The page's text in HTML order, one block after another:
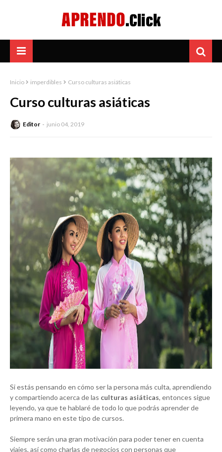
Inicio imperdibles Curso culturas asiáticas
Curso culturas asiáticas
Editor junio 04, 2019
Si estás pensando en cómo ser la persona más culta, aprendiendo
y compartiendo acerca de las culturas asiáticas, entonces sigue
leyendo, ya que te hablaré de todo lo que podrás aprender de
primera mano en este tipo de cursos.
Siempre serán una gran motivación para poder tener en cuenta
viajes, así como charlas de negocios con personas que